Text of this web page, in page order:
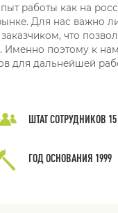
работы как на
Для нас важно
что
Именно поэтому к
для дальнейшей
ШТАТ СОТРУДНИКОВ 15
ГОД ОСНОВАНИЯ 1999